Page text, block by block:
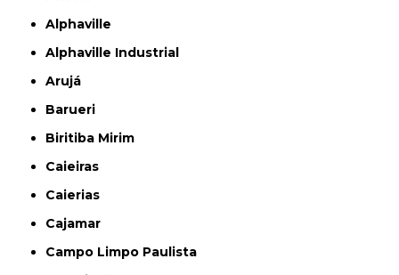
Alphaville
Alphaville Industrial
Arujá
Barueri
Biritiba Mirim
Caieiras
Caierias
Cajamar
Campo Limpo Paulista